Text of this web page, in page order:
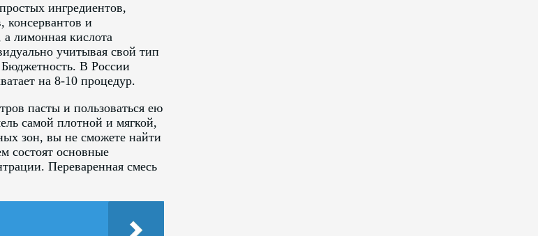
ингредиентов,
консервантов и
лимонная кислота
учитывая свой тип
В России
на 8-10 процедур.
пасты и пользоваться ею
самой плотной и мягкой,
зон, вы не сможете найти
состоят основные
Переваренная смесь